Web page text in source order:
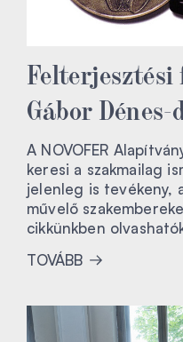
Felterjesztési
Gábor
A NOVOFER
keresi a szakmailag
jelenleg is tevékeny,
művelő
cikkünkben
TOVÁBB